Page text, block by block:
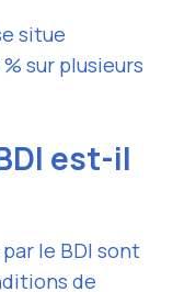
situe
sur plusieurs
est-il
le BDI sont
de